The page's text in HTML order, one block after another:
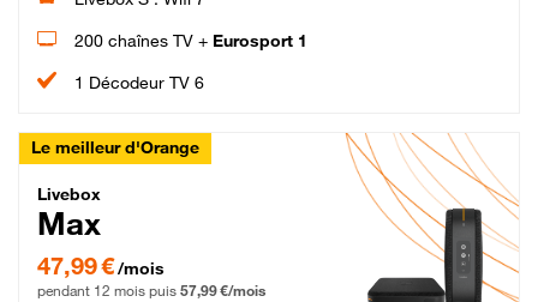
200 chaînes TV + Eurosport 1
1 Décodeur TV 6
Le meilleur d'Orange
Livebox Max Fibre
Livebox
Max
47,99 € par mois pendant 12 mois puis 57,99 € par mois, Engagement 12 mois
47,99 €/mois
pendant 12 mois puis 57,99 €/mois